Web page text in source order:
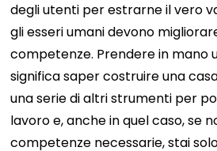
degli utenti per estrarne il vero
gli esseri umani devono
competenze. Prendere in mano
significa saper costruire una
una serie di altri strumenti per
lavoro e, anche in quel caso, se
competenze necessarie, stai